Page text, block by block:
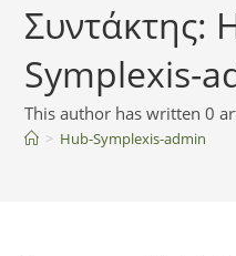
Συντάκτης:
Symplexis-
This author has written 0
> Hub-Symplexis-admin